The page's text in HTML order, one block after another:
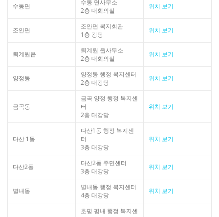
수동면
수동 면사무소
2층 대회의실
위치 보기
조안면
조안면 복지회관
1층 강당
위치 보기
퇴계원읍
퇴계원 읍사무소
2층 대회의실
위치 보기
양정동
양정동 행정 복지센터
2층 대강당
위치 보기
금곡동
금곡 양정 행정 복지센
터
2층 대강당
위치 보기
다산 1동
다산1동 행정 복지센
터
3층 대강당
위치 보기
다산2동
다산2동 주민센터
3층 대강당
위치 보기
별내동
별내동 행정 복지센터
4층 대강당
위치 보기
호평 평내 행정 복지센